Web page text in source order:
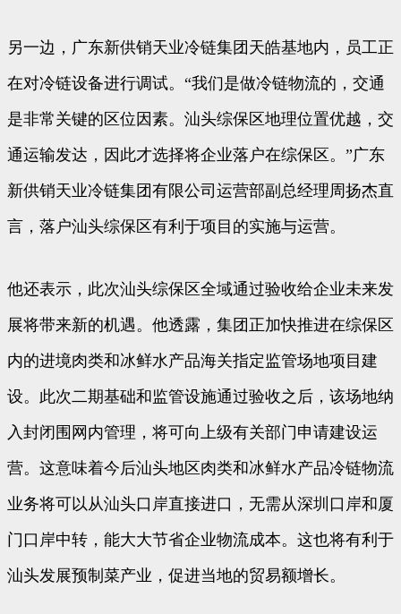
另一边，广东新供销天业冷链集团天皓基地内，员工正
在对冷链设备进行调试。“我们是做冷链物流的，交通
是非常关键的区位因素。汕头综保区地理位置优越，交
通运输发达，因此才选择将企业落户在综保区。”广东
新供销天业冷链集团有限公司运营部副总经理周扬杰直
言，落户汕头综保区有利于项目的实施与运营。
他还表示，此次汕头综保区全域通过验收给企业未来发
展将带来新的机遇。他透露，集团正加快推进在综保区
内的进境肉类和冰鲜水产品海关指定监管场地项目建
设。此次二期基础和监管设施通过验收之后，该场地纳
入封闭围网内管理，将可向上级有关部门申请建设运
营。这意味着今后汕头地区肉类和冰鲜水产品冷链物流
业务将可以从汕头口岸直接进口，无需从深圳口岸和厦
门口岸中转，能大大节省企业物流成本。这也将有利于
汕头发展预制菜产业，促进当地的贸易额增长。